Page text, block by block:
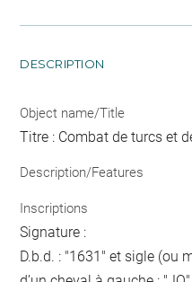
DESCRIPTION
Object name/Title
Titre : Combat de turcs et
Description/Features
Inscriptions
Signature :
D.b.d. : "1631" et sigle (ou